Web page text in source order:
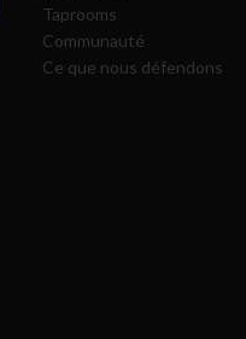
Taprooms
Communauté
Ce que nous défendons